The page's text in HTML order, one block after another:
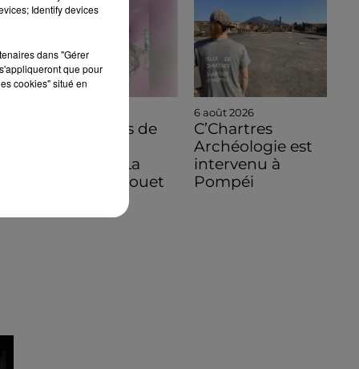
C'est à vous de
découvrir La
Bazoche-Gouet
6 août 2026
C’Chartres
Archéologie est
intervenu à
Pompéi
Identify devices
dans "Gérer
que pour
cookies" situé en